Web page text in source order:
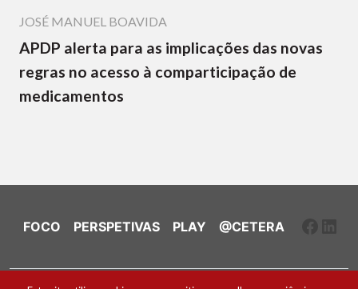
JOSÉ MANUEL BOAVIDA
APDP alerta para as implicações das novas
regras no acesso à comparticipação de
medicamentos
FOCO PERSPETIVAS PLAY @CETERA